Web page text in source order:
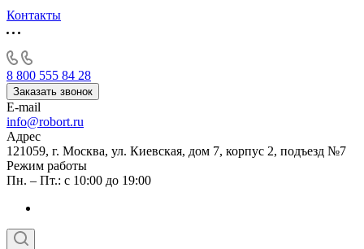
Контакты
8 800 555 84 28
Заказать звонок
E-mail
info@robort.ru
Адрес
121059, г. Москва, ул. Киевская, дом 7, корпус 2, подъезд №7
Режим работы
Пн. – Пт.: с 10:00 до 19:00